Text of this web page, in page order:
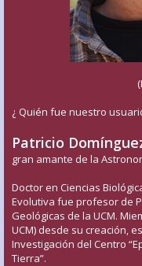
¿ Quién fue nuestro
Patricio
gran amante de la
Doctor en Ciencias
Evolutiva fue profesor de
Geológicas de la UCM.
UCM) desde su creación,
Investigación del Centro
Tierra”.